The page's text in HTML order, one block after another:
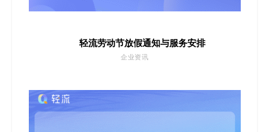
轻流劳动节放假通知与服务安排
企业资讯